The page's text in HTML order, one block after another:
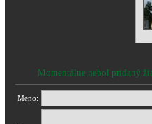
Momentálne nebol pridaný
Meno: